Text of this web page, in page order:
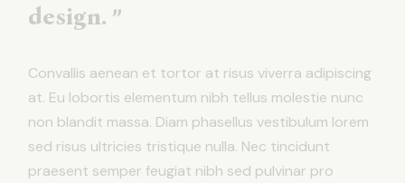
design. ”
Convallis aenean et tortor at risus viverra adipiscing
at. Eu lobortis elementum nibh tellus molestie nunc
non blandit massa. Diam phasellus vestibulum lorem
sed risus ultricies tristique nulla. Nec tincidunt
praesent semper feugiat nibh sed pulvinar pro